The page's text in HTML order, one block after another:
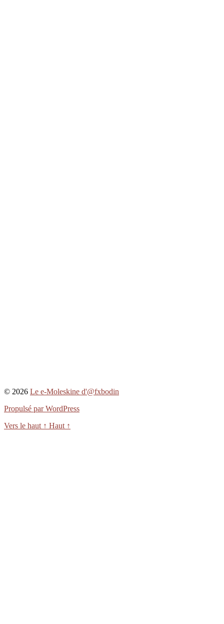
© 2026 Le e-Moleskine d'@fxbodin
Propulsé par WordPress
Vers le haut ↑ Haut ↑